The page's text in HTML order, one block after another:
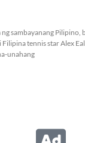
sambayanang Pilipino,
tennis star Alex
unahang